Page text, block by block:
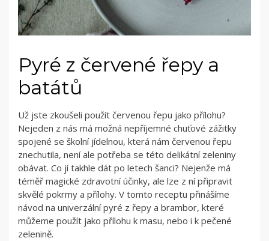
Pyré z červené řepy a
batátů
Už jste zkoušeli použít červenou řepu jako přílohu?
Nejeden z nás má možná nepříjemné chuťové zážitky
spojené se školní jídelnou, která nám červenou řepu
znechutila, není ale potřeba se této delikátní zeleniny
obávat. Co jí takhle dát po letech šanci? Nejenže má
téměř magické zdravotní účinky, ale lze z ní připravit
skvělé pokrmy a přílohy. V tomto receptu přinášíme
návod na univerzální pyré z řepy a brambor, které
můžeme použít jako přílohu k masu, nebo i k pečené
zelenině.